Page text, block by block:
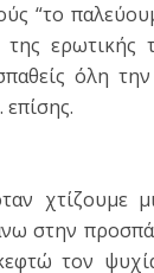
“το
της
όλη
χτίζουμε
στην
τον